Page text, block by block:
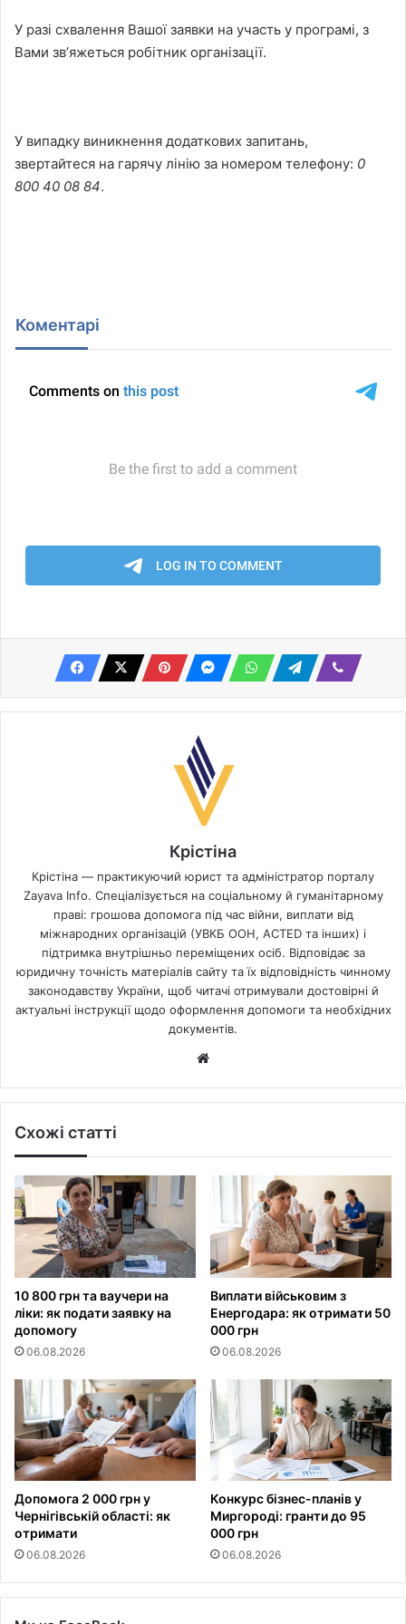
У разі схвалення Вашої заявки на участь у програмі, з
Вами звʼяжеться робітник організації.
У випадку виникнення додаткових запитань,
звертайтеся на гарячу лінію за номером телефону: 0
800 40 08 84.
Коментарі
Крістіна
Крістіна — практикуючий юрист та адміністратор порталу
Zayava Info. Спеціалізується на соціальному й гуманітарному
праві: грошова допомога під час війни, виплати від
міжнародних організацій (УВКБ ООН, ACTED та інших) і
підтримка внутрішньо переміщених осіб. Відповідає за
юридичну точність матеріалів сайту та їх відповідність чинному
законодавству України, щоб читачі отримували достовірні й
актуальні інструкції щодо оформлення допомоги та необхідних
документів.
Схожі статті
10 800 грн та ваучери на
ліки: як подати заявку на
допомогу
06.08.2026
Виплати військовим з
Енергодара: як отримати 50
000 грн
06.08.2026
Допомога 2 000 грн у
Чернігівській області: як
отримати
06.08.2026
Конкурс бізнес-планів у
Миргороді: гранти до 95
000 грн
06.08.2026